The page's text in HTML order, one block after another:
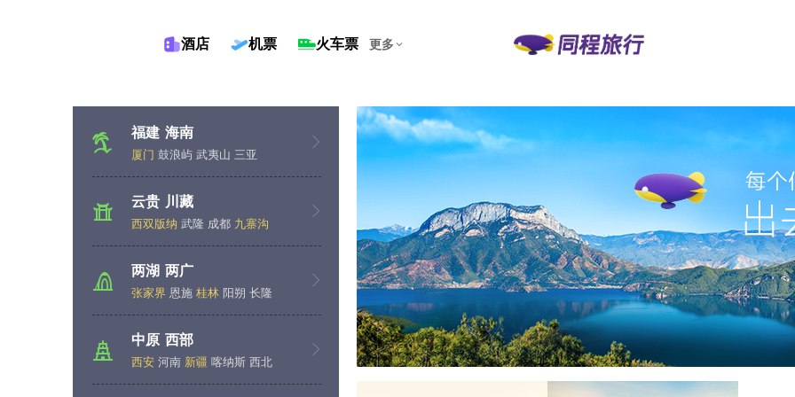
酒店 机票 火车票 更多
福建 海南
厦门 鼓浪屿 武夷山 三亚
云贵 川藏
西双版纳 武隆 成都 九寨沟
两湖 两广
张家界 恩施 桂林 阳朔 长隆
中原 西部
西安 河南 新疆 喀纳斯 西北